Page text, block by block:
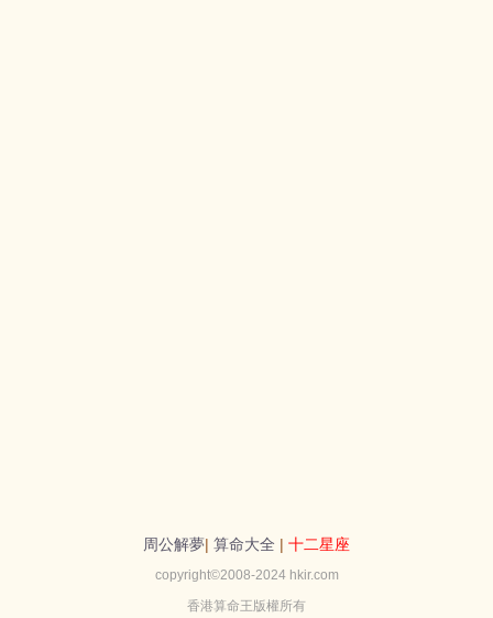
周公解夢| 算命大全 | 十二星座
copyright©2008-2024 hkir.com
香港算命王版權所有